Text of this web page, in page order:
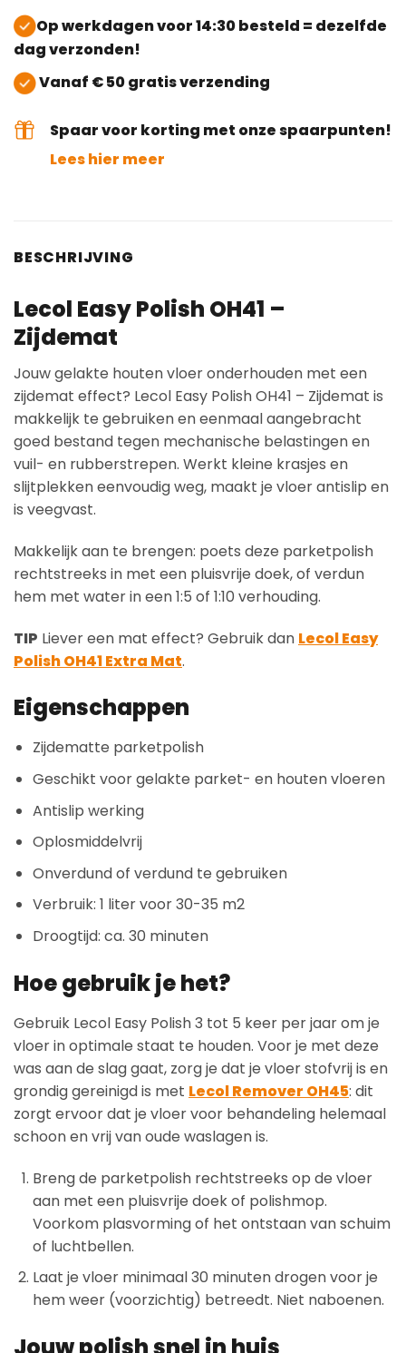
Op werkdagen voor 14:30 besteld = dezelfde
dag verzonden!
Vanaf € 50 gratis verzending
Spaar voor korting met onze spaarpunten!
Lees hier meer
BESCHRIJVING
Lecol Easy Polish OH41 –
Zijdemat
Jouw gelakte houten vloer onderhouden met een
zijdemat effect? Lecol Easy Polish OH41 – Zijdemat is
makkelijk te gebruiken en eenmaal aangebracht
goed bestand tegen mechanische belastingen en
vuil- en rubberstrepen. Werkt kleine krasjes en
slijtplekken eenvoudig weg, maakt je vloer antislip en
is veegvast.
Makkelijk aan te brengen: poets deze parketpolish
rechtstreeks in met een pluisvrije doek, of verdun
hem met water in een 1:5 of 1:10 verhouding.
TIP Liever een mat effect? Gebruik dan Lecol Easy
Polish OH41 Extra Mat.
Eigenschappen
Zijdematte parketpolish
Geschikt voor gelakte parket- en houten vloeren
Antislip werking
Oplosmiddelvrij
Onverdund of verdund te gebruiken
Verbruik: 1 liter voor 30-35 m2
Droogtijd: ca. 30 minuten
Hoe gebruik je het?
Gebruik Lecol Easy Polish 3 tot 5 keer per jaar om je
vloer in optimale staat te houden. Voor je met deze
was aan de slag gaat, zorg je dat je vloer stofvrij is en
grondig gereinigd is met Lecol Remover OH45: dit
zorgt ervoor dat je vloer voor behandeling helemaal
schoon en vrij van oude waslagen is.
Breng de parketpolish rechtstreeks op de vloer
aan met een pluisvrije doek of polishmop.
Voorkom plasvorming of het ontstaan van schuim
of luchtbellen.
Laat je vloer minimaal 30 minuten drogen voor je
hem weer (voorzichtig) betreedt. Niet naboenen.